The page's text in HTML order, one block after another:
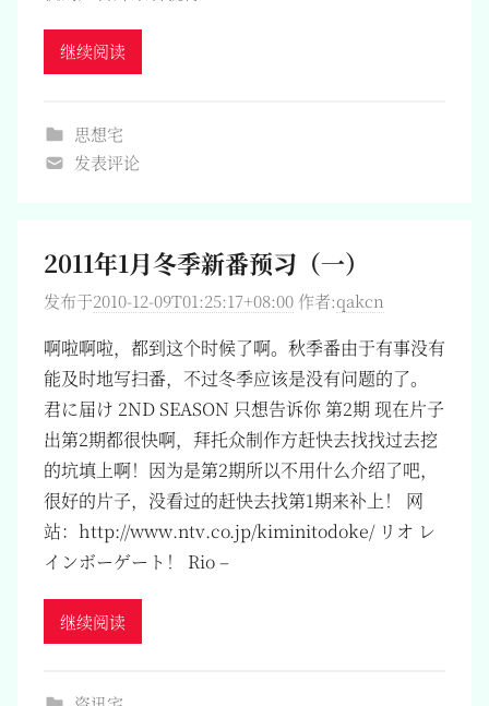
继续阅读
思想宅
发表评论
2011年1月冬季新番预习（一）
发布于2010-12-09T01:25:17+08:00 作者:qakcn
啊啦啊啦，都到这个时候了啊。秋季番由于有事没有
能及时地写扫番，不过冬季应该是没有问题的了。
君に届け 2ND SEASON 只想告诉你 第2期 现在片子
出第2期都很快啊，拜托众制作方赶快去找找过去挖
的坑填上啊！因为是第2期所以不用什么介绍了吧，
很好的片子，没看过的赶快去找第1期来补上！ 网
站：http://www.ntv.co.jp/kiminitodoke/ リオ レ
インボーゲート！ Rio –
继续阅读